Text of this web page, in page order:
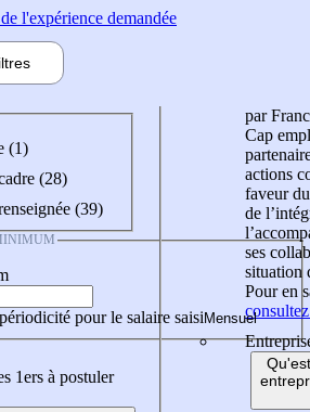
l'expérience demandée
(1)
(28)
(39)
pour le salaire saisi
1ers à postuler
par
Cap
actions
faveur
de
ses
situation
Pour en